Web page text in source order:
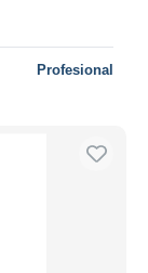
Profesional